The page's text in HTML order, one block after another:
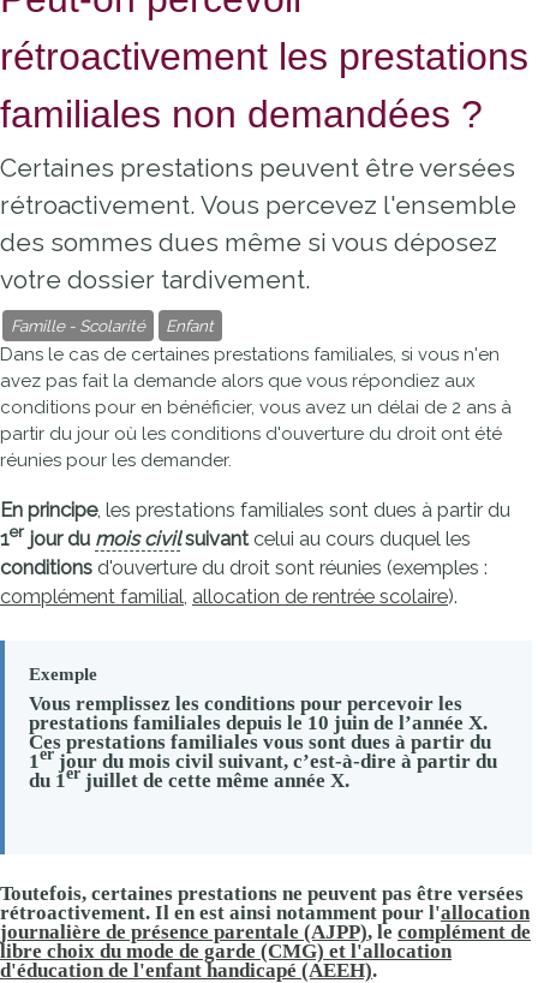
rétroactivement les prestations
familiales non demandées ?
Certaines prestations peuvent être versées
rétroactivement. Vous percevez l'ensemble
des sommes dues même si vous déposez
votre dossier tardivement.
Famille - Scolarité Enfant
Dans le cas de certaines prestations familiales, si vous n'en
avez pas fait la demande alors que vous répondiez aux
conditions pour en bénéficier, vous avez un délai de 2 ans à
partir du jour où les conditions d'ouverture du droit ont été
réunies pour les demander.
En principe, les prestations familiales sont dues à partir du
1er jour du mois civilsuivantcelui au cours duquel les
conditions d'ouverture du droit sont réunies (exemples :
complément familial, allocation de rentrée scolaire).
Exemple
Vous remplissez les conditions pour percevoir les
prestations familiales depuis le 10 juin de l’année X.
Ces prestations familiales vous sont dues à partir du
1erjour du mois civil suivant, c’est-à-dire à partir du
du 1erjuillet de cette même année X.
Toutefois, certaines prestations ne peuvent pas être versées
rétroactivement. Il en est ainsi notamment pour l'allocation
journalière de présence parentale (AJPP), le complément de
libre choix du mode de garde (CMG) et l'allocation
d'éducation de l'enfant handicapé (AEEH).